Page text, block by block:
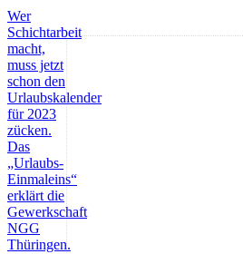
Wer
Schichtarbeit
macht,
muss jetzt
schon den
Urlaubskalender
für 2023
zücken.
Das
„Urlaubs-
Einmaleins“
erklärt die
Gewerkschaft
NGG
Thüringen.